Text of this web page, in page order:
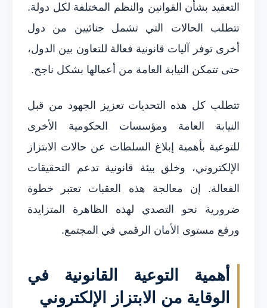
التعقيد بشأن القوانين والنظم المختلفة لكل دولة.
تتطلب الحالات التي تشمل جنائيين من دول
أخرى توفر آليات قانونية فعالة للتعاون بين الدول،
حتى تتمكن النيابة العامة من أعمالها بشكل ناجح.
تتطلب كل هذه التحديات تعزيز الجهود من قبل
النيابة العامة ومؤسسات الحكومية الأخرى
للتوعية بأهمية إبلاغ السلطات عن حالات الابتزاز
الإلكتروني، وخلق بيئة قانونية تدعم التحقيقات
الفعالة. إن معالجة هذه العقبات تعتبر خطوة
ضرورية نحو التصدي لهذه الظاهرة المتزايدة
ورفع مستوى الأمان الرقمي في المجتمع.
أهمية التوعية القانونية في
الوقاية من الابتزاز الإلكتروني